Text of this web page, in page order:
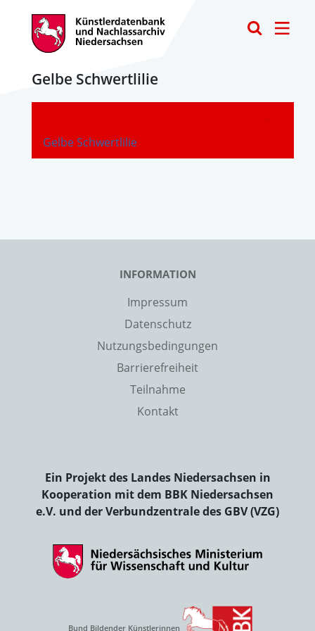
Gelbe Schwertlilie
Gelbe Schwertlilie
-
INFORMATION
Impressum
Datenschutz
Nutzungsbedingungen
Barrierefreiheit
Teilnahme
Kontakt
Ein Projekt des Landes Niedersachsen in
Kooperation mit dem BBK Niedersachsen
e.V. und der Verbundzentrale des GBV (VZG)
Bund Bildender Künstlerinnen